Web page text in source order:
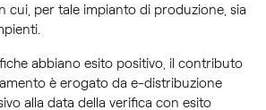
cui, per tale impianto di produzione, sia
abbiano esito positivo, il contributo
è erogato da e-distribuzione
alla data della verifica con esito